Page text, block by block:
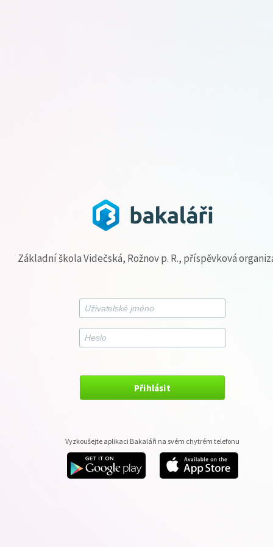
Základní škola Videčská, Rožnov p. R., příspěvková
Přihlásit
Vyzkoušejte aplikaci Bakaláři na svém chytrém telefonu